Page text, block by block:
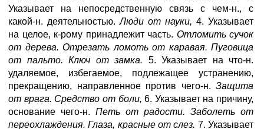
Указывает на непосредственную связь с чем-н., с
какой-н. деятельностью.Люди от науки, 4. Указывает
на целое, к-рому принадлежит часть. Отломить сучок
от дерева. Отрезать ломоть от каравая. Пуговица
от пальто. Ключ от замка. 5. Указывает на что-н.
удаляемое, избегаемое, подлежащее устранению,
прекращению, направленное против чего-н. Защита
от врага. Средство от боли, 6. Указывает на причину,
основание чего-н. Петь от радости. Заболеть от
переохлаждения. Глаза, красные от слез. 7. Указывает